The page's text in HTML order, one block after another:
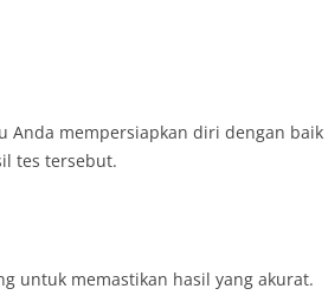
Anda mempersiapkan diri dengan baik
tes tersebut.
untuk memastikan hasil yang akurat.